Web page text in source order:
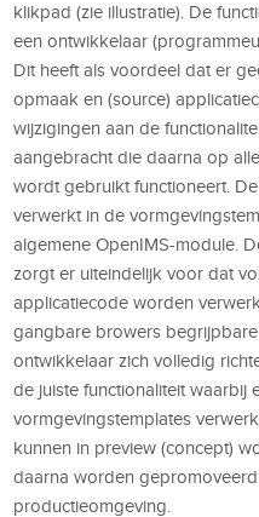
klikpad (zie illustratie). De
een ontwikkelaar
Dit heeft als voordeel dat er
opmaak en (source)
wijzigingen aan de
aangebracht die daarna op
wordt gebruikt functioneert.
verwerkt in de
algemene OpenIMS-module.
zorgt er uiteindelijk voor dat
applicatiecode worden
gangbare browers
ontwikkelaar zich volledig
de juiste functionaliteit waarbij
vormgevingstemplates
kunnen in preview (concept)
daarna worden
productieomgeving.